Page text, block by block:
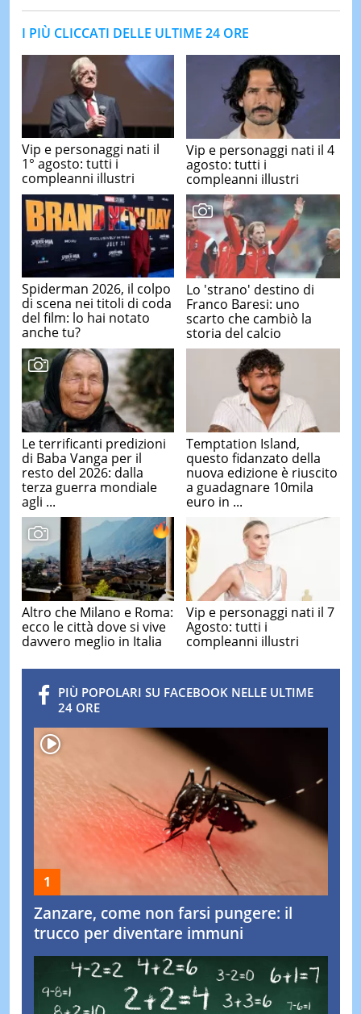
I PIÙ CLICCATI DELLE ULTIME 24 ORE
Vip e personaggi nati il
1° agosto: tutti i
compleanni illustri
Vip e personaggi nati il 4
agosto: tutti i
compleanni illustri
Spiderman 2026, il colpo
di scena nei titoli di coda
del film: lo hai notato
anche tu?
Lo 'strano' destino di
Franco Baresi: uno
scarto che cambiò la
storia del calcio
Le terrificanti predizioni
di Baba Vanga per il
resto del 2026: dalla
terza guerra mondiale
agli ...
Temptation Island,
questo fidanzato della
nuova edizione è riuscito
a guadagnare 10mila
euro in ...
Altro che Milano e Roma:
ecco le città dove si vive
davvero meglio in Italia
Vip e personaggi nati il 7
Agosto: tutti i
compleanni illustri
PIÙ POPOLARI SU FACEBOOK NELLE ULTIME
24 ORE
Zanzare, come non farsi pungere: il
trucco per diventare immuni